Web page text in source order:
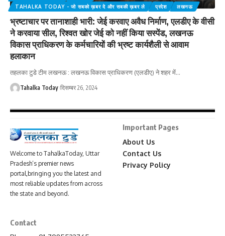
TAHALKA TODAY - जो सबको ख़बर दे और सबकी ख़बर ले
प्रदेश लखनऊ
भ्रष्टाचार पर तानाशाही भारी: जेई करवाए अवैध निर्माण, एलडीए के वीसी
ने करवाया सील, रिश्वत खोर जेई को नहीं किया सस्पेंड, लखनऊ
विकास प्राधिकरण के कर्मचारियों की भ्रष्ट कार्यशैली से आवाम
हलाकान
तहलका टुडे टीम लखनऊ : लखनऊ विकास प्राधिकरण (एलडीए) ने शहर में…
Tahalka Today दिसम्बर 26, 2024
Welcome to TahalkaToday, Uttar
Pradesh’s premier news
portal,bringing you the latest and
most reliable updates from across
the state and beyond.
Important Pages
About Us
Contact Us
Privacy Policy
Contact